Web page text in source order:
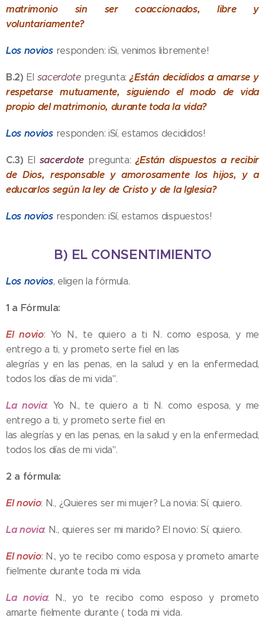
matrimonio sin ser coaccionados, libre y
voluntariamente?
Los novios responden: iSi, venimos libremente!
B.2) El sacerdotepregunta:¿Están decididos a amarse y
respetarse mutuamente, siguiendo el modo de vida
propio del matrimonio, durante toda la vida?
Los novios responden: iSí, estamos decididos!
C.3) El sacerdotepregunta: ¿Están dispuestos a recibir
de Dios, responsable y amorosamente los hijos, y a
educarlos según la ley de Cristo y de la Iglesia?
Los novios responden: iSí, estamos dispuestos!
B) EL CONSENTIMIENTO
Los novios, eligen la fórmula.
1 a Fórmula:
El novio: Yo N., te quiero a ti N. como esposa, y me
entrego a ti, y prometo serte fiel en las
alegrías y en las penas, en la salud y en la enfermedad,
todos los días de mi vida".
La novia: Yo N., te quiero a ti N. como esposa, y me
entrego a ti, y prometo serte fiel en
las alegrías y en las penas, en la salud y en la enfermedad,
todos los días de mi vida".
2 a fórmula:
El novio: N., ¿Quieres ser mi mujer? La novia: Sí, quiero.
La novia: N., quieres ser mi marido? El novio: Sí, quiero.
El novio: N., yo te recibo como esposa y prometo amarte
fielmente durante toda mi vida.
La novia: N., yo te recibo como esposo y prometo
amarte fielmente durante ( toda mi vida.